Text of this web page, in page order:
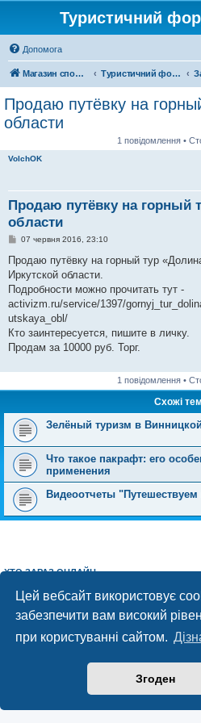
Цей вебсайт використовує
забезпечити вам високий
при користуванні сайтом.
Згоден
Туристичний
Допомога
Магазин спорядження Туристичний форум «Рюкзак»
Продаю путёвку на
области
1 повідомлення •
VolchOK
Продаю путёвку на горный
области
П
в
д
о
м
л
е
н
я
07 червня 2016, 23:10
Продаю путёвку на горный тур
Иркутской области.
Подробности можно прочитать тут -
activizm.ru/service/1397/
utskaya_obl/
Кто заинтересуется, пишите в личку.
Продам за 10000 руб. Торг.
1 повідомлення •
Схожі
Зелёный туризм в
Что такое пакрафт: его
применения
Видеоотчеты
ХТО ЗАРАЗ ОНЛАЙН
Магазин спорядження Туристичний
Працює на phpBB® Forum